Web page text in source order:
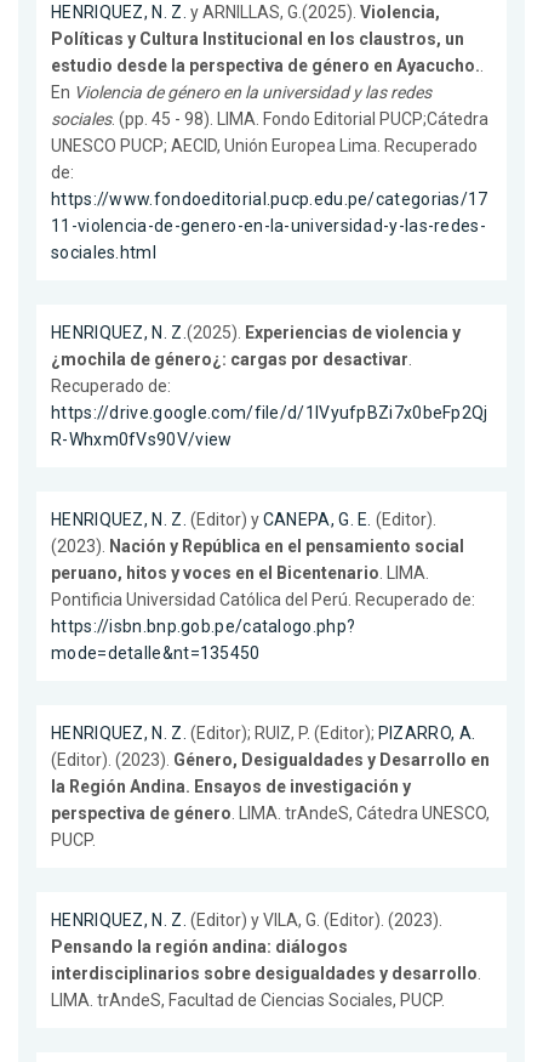
HENRIQUEZ, N. Z. y ARNILLAS, G.(2025). Violencia,
Políticas y Cultura Institucional en los claustros, un
estudio desde la perspectiva de género en Ayacucho..
En Violencia de género en la universidad y las redes
sociales. (pp. 45 - 98). LIMA. Fondo Editorial PUCP;Cátedra
UNESCO PUCP; AECID, Unión Europea Lima. Recuperado
de:
https://www.fondoeditorial.pucp.edu.pe/categorias/17
11-violencia-de-genero-en-la-universidad-y-las-redes-
sociales.html
HENRIQUEZ, N. Z.(2025). Experiencias de violencia y
¿mochila de género¿: cargas por desactivar.
Recuperado de:
https://drive.google.com/file/d/1lVyufpBZi7x0beFp2Qj
R-Whxm0fVs90V/view
HENRIQUEZ, N. Z. (Editor) yCANEPA, G. E. (Editor).
(2023). Nación y República en el pensamiento social
peruano, hitos y voces en el Bicentenario. LIMA.
Pontificia Universidad Católica del Perú. Recuperado de:
https://isbn.bnp.gob.pe/catalogo.php?
mode=detalle&nt=135450
HENRIQUEZ, N. Z. (Editor); RUIZ, P. (Editor); PIZARRO, A.
(Editor). (2023). Género, Desigualdades y Desarrollo en
la Región Andina. Ensayos de investigación y
perspectiva de género. LIMA. trAndeS, Cátedra UNESCO,
PUCP.
HENRIQUEZ, N. Z. (Editor) y VILA, G. (Editor). (2023).
Pensando la región andina: diálogos
interdisciplinarios sobre desigualdades y desarrollo.
LIMA. trAndeS, Facultad de Ciencias Sociales, PUCP.